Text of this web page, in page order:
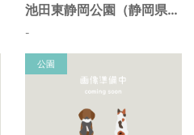
池田東静岡公園（静岡県静岡市）
-
公園